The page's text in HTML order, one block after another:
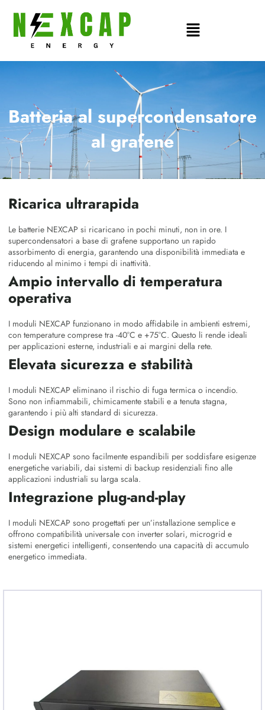
contenuto
Main
Menu
Batteria al supercondensatore
al grafene
Ricarica ultrarapida
Le batterie NEXCAP si ricaricano in pochi minuti, non in ore. I
supercondensatori a base di grafene supportano un rapido
assorbimento di energia, garantendo una disponibilità immediata e
riducendo al minimo i tempi di inattività.
Ampio intervallo di temperatura
operativa
I moduli NEXCAP funzionano in modo affidabile in ambienti estremi,
con temperature comprese tra -40°C e +75°C. Questo li rende ideali
per applicazioni esterne, industriali e ai margini della rete.
Elevata sicurezza e stabilità
I moduli NEXCAP eliminano il rischio di fuga termica o incendio.
Sono non infiammabili, chimicamente stabili e a tenuta stagna,
garantendo i più alti standard di sicurezza.
Design modulare e scalabile
I moduli NEXCAP sono facilmente espandibili per soddisfare esigenze
energetiche variabili, dai sistemi di backup residenziali fino alle
applicazioni industriali su larga scala.
Integrazione plug-and-play
I moduli NEXCAP sono progettati per un’installazione semplice e
offrono compatibilità universale con inverter solari, microgrid e
sistemi energetici intelligenti, consentendo una capacità di accumulo
energetico immediata.